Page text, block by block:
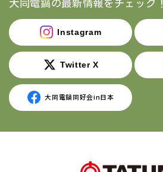
大同電鍋の最新情報をチェック！
Instagram
Twitter X
大同電鍋同好会in日本